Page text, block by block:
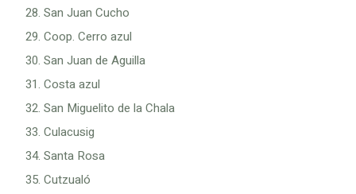
San Juan Cucho
Coop. Cerro azul
San Juan de Aguilla
Costa azul
San Miguelito de la Chala
Culacusig
Santa Rosa
Cutzualó